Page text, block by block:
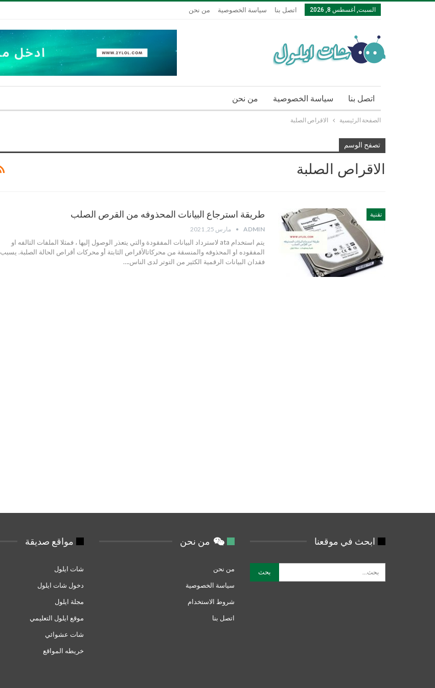
السبت, أغسطس 8, 2026 اتصل بنا سياسة الخصوصية من نحن
اتصل بنا سياسة الخصوصية من نحن
الصفحة الرئيسية الاقراص الصلبة
تصفح الوسم
الاقراص الصلبة
تقنية طريقة استرجاع البيانات المحذوفه من القرص الصلب
ADMIN مارس 25, 2021
يتم استخدام ata لاسترداد البيانات المفقودة والتي يتعذر الوصول إليها ، فمثلا الملفات التالفه او
المفقوده او المحذوفه والمنسقة من محركاتالأقراص الثابتة أو محركات أقراص الحالة الصلبة. يسبب
فقدان البيانات الرقمية الكثير من التوتر لدى الناس.…
ابحث في موقعنا من نحن
من نحن
سياسة الخصوصية
شروط الاستخدام
اتصل بنا
مواقع صديقة
شات ايلول
دخول شات ايلول
مجلة ايلول
موقع ايلول التعليمي
شات عشوائي
خريطه المواقع